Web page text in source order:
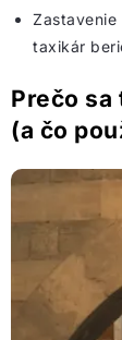
taxikár
Prečo
(a čo